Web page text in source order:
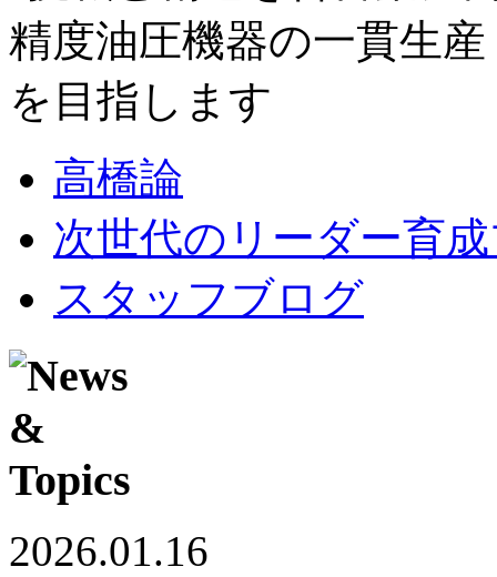
高橋論
次世代のリーダー育
スタッフブログ
2026.01.16